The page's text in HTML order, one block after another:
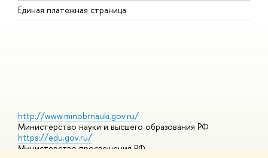
Единая платежная страница
http://www.minobrnauki.gov.ru/
Министерство науки и высшего образования РФ
https://edu.gov.ru/
Министерство просвещения РФ